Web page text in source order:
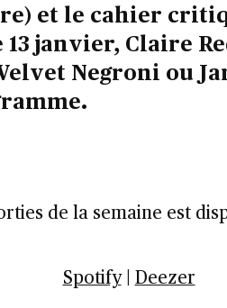
et le cahier
13 janvier, Claire
Negroni ou
de la semaine est
Spotify| Deezer